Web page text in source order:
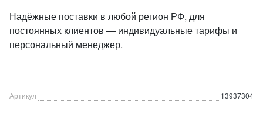
Надёжные поставки в любой регион РФ, для
постоянных клиентов — индивидуальные тарифы и
персональный менеджер.
Артикул 13937304